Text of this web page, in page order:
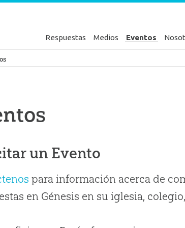
Respuestas Medios Eventos
Génesis
un Evento
para información acerca de
en Génesis en su iglesia,